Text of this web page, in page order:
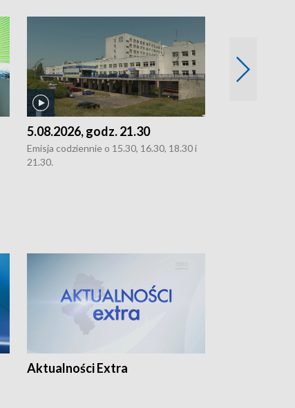
5.08.2026, godz. 21.30
Emisja codziennie o 15.30, 16.30, 18.30 i
21.30.
Aktualności Extra